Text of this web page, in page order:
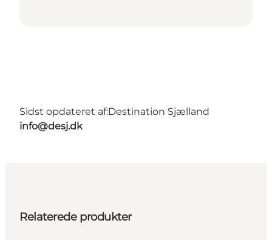
Sidst opdateret af:Destination Sjælland
info@desj.dk
Relaterede produkter